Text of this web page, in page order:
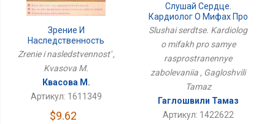
Зрение И
Наследственность
Zrenie i nasledstvennost' ,
Kvasova M.
Квасова М.
Артикул: 1611349
$9.62
Слушай Сердце.
Кардиолог О Мифах Про
Самые
Заболевания
Slushai serdtse. Kardiolog
o mifakh pro samye
rasprostranennye
zabolevaniia , Gagloshvili
Tamaz
Гаглошвили Тамаз
Артикул: 1422622